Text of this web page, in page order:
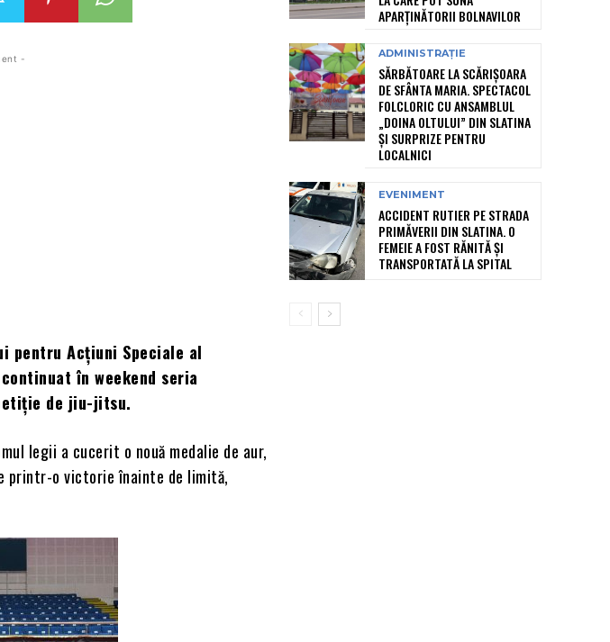
-
pentru Acțiuni Speciale al
în weekend seria
de jiu-jitsu.
legii a cucerit o nouă medalie de aur,
printr-o victorie înainte de limită,
APARȚINĂTORII BOLNAVILOR
ADMINISTRAȚIE
SĂRBĂTOARE LA SCĂRIȘOARA
DE SFÂNTA MARIA. SPECTACOL
FOLCLORIC CU ANSAMBLUL
„DOINA OLTULUI” DIN SLATINA
ȘI SURPRIZE PENTRU
LOCALNICI
EVENIMENT
ACCIDENT RUTIER PE STRADA
PRIMĂVERII DIN SLATINA. O
FEMEIE A FOST RĂNITĂ ȘI
TRANSPORTATĂ LA SPITAL